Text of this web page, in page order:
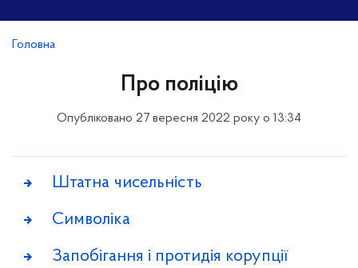
Головна
Про поліцію
Опубліковано 27 вересня 2022 року о 13:34
Штатна чисельність
Символіка
Запобігання і протидія корупції